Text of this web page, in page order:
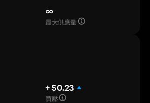
∞
最大供應量
+ $0.23
買壓